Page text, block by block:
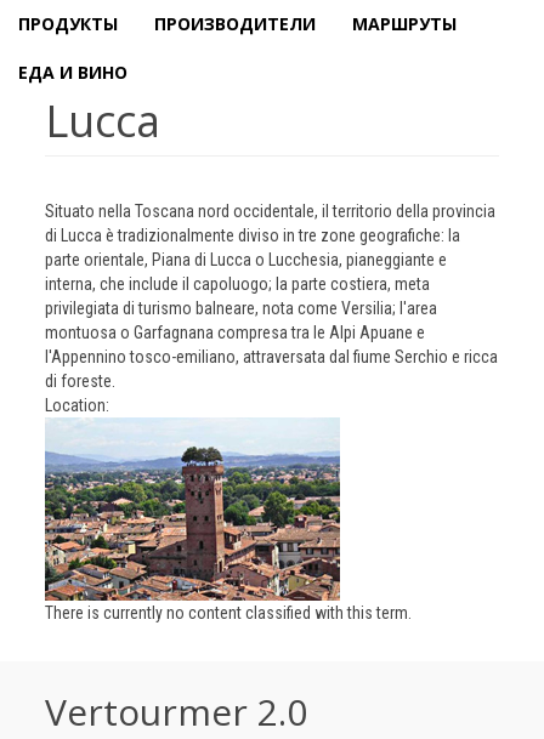
ПРОДУКТЫ ПРОИЗВОДИТЕЛИ МАРШРУТЫ
ЕДА И ВИНО
Lucca
Situato nella Toscana nord occidentale, il territorio della provincia
di Lucca è tradizionalmente diviso in tre zone geografiche: la
parte orientale, Piana di Lucca o Lucchesia, pianeggiante e
interna, che include il capoluogo; la parte costiera, meta
privilegiata di turismo balneare, nota come Versilia; l'area
montuosa o Garfagnana compresa tra le Alpi Apuane e
l'Appennino tosco-emiliano, attraversata dal fiume Serchio e ricca
di foreste.
Location:
There is currently no content classified with this term.
Vertourmer 2.0